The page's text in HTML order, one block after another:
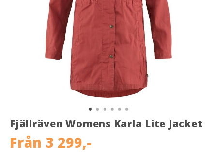
Fjällräven Womens Karla Lite Jacket
Från 3 299,-